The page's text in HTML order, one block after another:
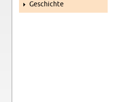
Ge­schich­te